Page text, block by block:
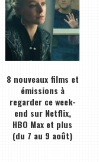
8 nouveaux films et
émissions à
regarder ce week-
end sur Netflix,
HBO Max et plus
(du 7 au 9 août)